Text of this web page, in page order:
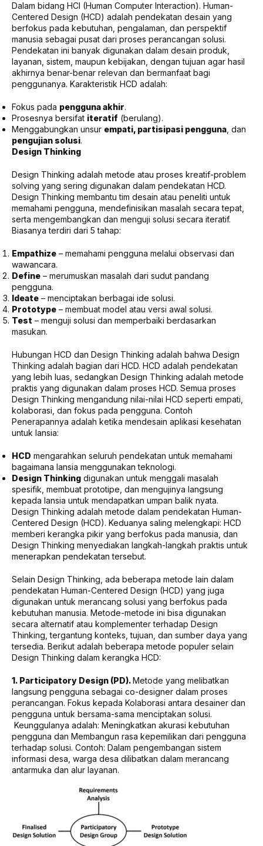
Dalam bidang HCI (Human Computer Interaction). Human-
Centered Design (HCD) adalah pendekatan desain yang
berfokus pada kebutuhan, pengalaman, dan perspektif
manusia sebagai pusat dari proses perancangan solusi.
Pendekatan ini banyak digunakan dalam desain produk,
layanan, sistem, maupun kebijakan, dengan tujuan agar hasil
akhirnya benar-benar relevan dan bermanfaat bagi
penggunanya. Karakteristik HCD adalah:
Fokus pada pengguna akhir.
Prosesnya bersifat iteratif (berulang).
Menggabungkan unsur empati, partisipasi pengguna, dan
pengujian solusi.
Design Thinking
Design Thinking adalah metode atau proses kreatif-problem
solving yang sering digunakan dalam pendekatan HCD.
Design Thinking membantu tim desain atau peneliti untuk
memahami pengguna, mendefinisikan masalah secara tepat,
serta mengembangkan dan menguji solusi secara iteratif.
Biasanya terdiri dari 5 tahap:
Empathize – memahami pengguna melalui observasi dan
wawancara.
Define – merumuskan masalah dari sudut pandang
pengguna.
Ideate – menciptakan berbagai ide solusi.
Prototype – membuat model atau versi awal solusi.
Test – menguji solusi dan memperbaiki berdasarkan
masukan.
Hubungan HCD dan Design Thinking adalah bahwa Design
Thinking adalah bagian dari HCD. HCD adalah pendekatan
yang lebih luas, sedangkan Design Thinking adalah metode
praktis yang digunakan dalam proses HCD. Semua proses
Design Thinking mengandung nilai-nilai HCD seperti empati,
kolaborasi, dan fokus pada pengguna. Contoh
Penerapannya adalah ketika mendesain aplikasi kesehatan
untuk lansia:
HCD mengarahkan seluruh pendekatan untuk memahami
bagaimana lansia menggunakan teknologi.
Design Thinking digunakan untuk menggali masalah
spesifik, membuat prototipe, dan mengujinya langsung
kepada lansia untuk mendapatkan umpan balik nyata.
Design Thinking adalah metode dalam pendekatan Human-
Centered Design (HCD). Keduanya saling melengkapi: HCD
memberi kerangka pikir yang berfokus pada manusia, dan
Design Thinking menyediakan langkah-langkah praktis untuk
menerapkan pendekatan tersebut.
Selain Design Thinking, ada beberapa metode lain dalam
pendekatan Human-Centered Design (HCD) yang juga
digunakan untuk merancang solusi yang berfokus pada
kebutuhan manusia. Metode-metode ini bisa digunakan
secara alternatif atau komplementer terhadap Design
Thinking, tergantung konteks, tujuan, dan sumber daya yang
tersedia. Berikut adalah beberapa metode populer selain
Design Thinking dalam kerangka HCD:
1. Participatory Design (PD). Metode yang melibatkan
langsung pengguna sebagai co-designer dalam proses
perancangan. Fokus kepada Kolaborasi antara desainer dan
pengguna untuk bersama-sama menciptakan solusi.
Keunggulanya adalah: Meningkatkan akurasi kebutuhan
pengguna dan Membangun rasa kepemilikan dari pengguna
terhadap solusi. Contoh: Dalam pengembangan sistem
informasi desa, warga desa dilibatkan dalam merancang
antarmuka dan alur layanan.